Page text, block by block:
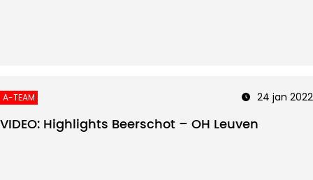
A-TEAM 24 jan 2022
VIDEO: Highlights Beerschot – OH Leuven